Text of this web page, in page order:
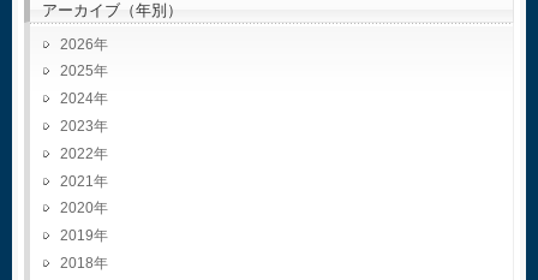
アーカイブ（年別）
2026
2025
2024
2023
2022
2021
2020
2019
2018